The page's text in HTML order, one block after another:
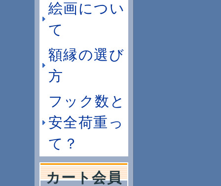
絵画につい
て
額縁の選び
方
フック数と
安全荷重っ
て？
カート会員